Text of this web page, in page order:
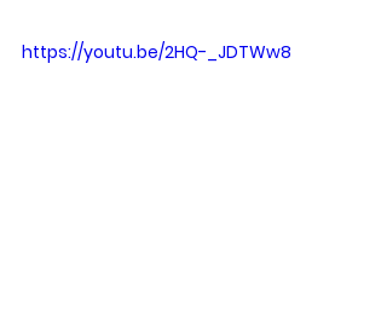
https://youtu.be/2HQ-_JDTWw8